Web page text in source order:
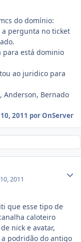
do domínio:
pergunta no ticket
para está dominio
ao juridico para
Anderson, Bernado
2011 por OnServer
2011
que esse tipo de
caloteiro
nick e avatar,
podridão do antigo